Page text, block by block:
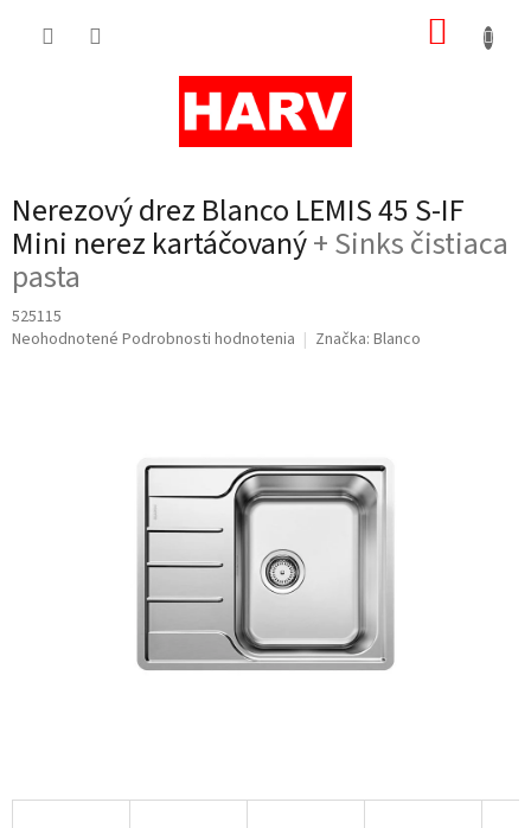
Nerezový drez Blanco LEMIS 45 S-IF
Mini nerez kartáčovaný+ Sinks čistiaca
pasta
525115
Priemerné
Neohodnotené Podrobnosti hodnotenia Značka: Blanco